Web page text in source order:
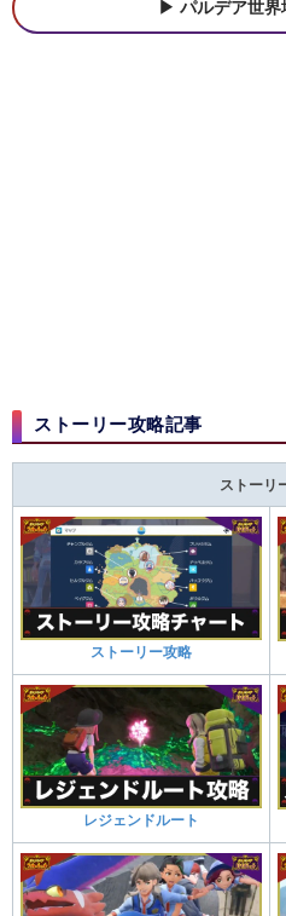
パルデア世界
ストーリー攻略記事
ストーリ
ストーリー攻略
レジェンドルート